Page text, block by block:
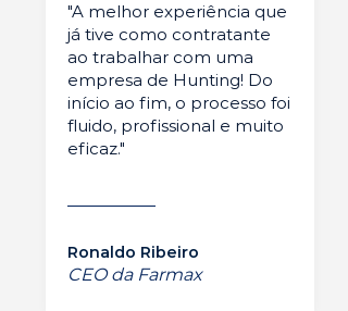
"A melhor experiência que
já tive como contratante
ao trabalhar com uma
empresa de Hunting! Do
início ao fim, o processo foi
fluido, profissional e muito
eficaz."
Ronaldo Ribeiro
CEO da Farmax